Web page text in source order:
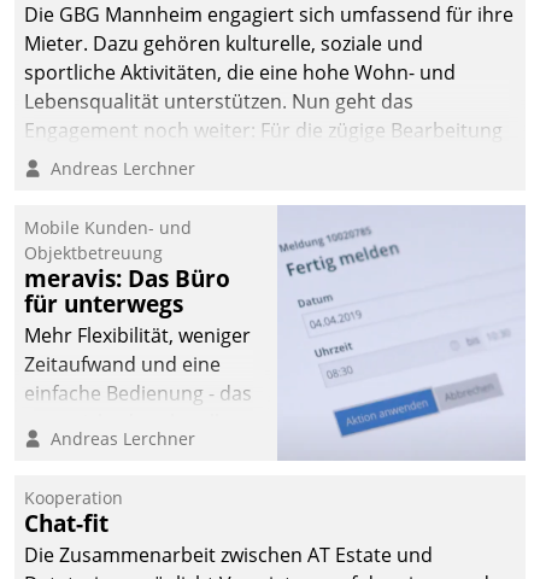
Die GBG Mannheim engagiert sich umfassend für ihre
Mieter. Dazu gehören kulturelle, soziale und
sportliche Aktivitäten, die eine hohe Wohn- und
Lebensqualität unterstützen. Nun geht das
Engagement noch weiter: Für die zügige Bearbeitung
von Beschwerden – oder Lob – richtet das
und Beschwerde-Management einen eigenen Kanal
ein.
Andreas Lerchner
Mobile Kunden- und
Objektbetreuung
meravis: Das Büro
für unterwegs
Mehr Flexibilität, weniger
Zeitaufwand und eine
einfache Bedienung - das
Cockpit für mobile
Datatrain. Die meravis
Wohnungsbau- und
Immobilien GmbH hat
Andreas Lerchner
Kooperation
Chat-fit
Die Zusammenarbeit zwischen AT Estate und